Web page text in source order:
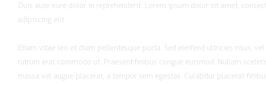
Duis aute irure dolor in reprehenderit. Lorem ipsum dolor sit amet,
adipiscing elit.
Etiam vitae leo et diam pellentesque porta. Sed eleifend ultricies risus, vel
rutrum erat commodo ut. Praesent finibus congue euismod. Nullam
massa vel augue placerat, a tempor sem egestas. Curabitur placerat